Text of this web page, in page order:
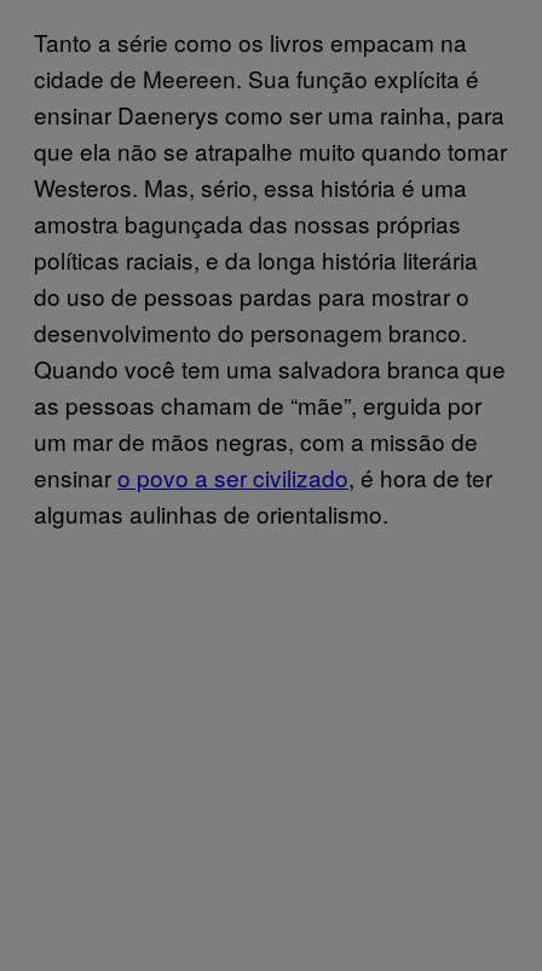
Tanto a série como os livros empacam na
cidade de Meereen. Sua função explícita é
ensinar Daenerys como ser uma rainha, para
que ela não se atrapalhe muito quando tomar
Westeros. Mas, sério, essa história é uma
amostra bagunçada das nossas próprias
políticas raciais, e da longa história literária
do uso de pessoas pardas para mostrar o
desenvolvimento do personagem branco.
Quando você tem uma salvadora branca que
as pessoas chamam de “mãe”, erguida por
um mar de mãos negras, com a missão de
ensinaro povo a ser civilizado, é hora de ter
algumas aulinhas de orientalismo.